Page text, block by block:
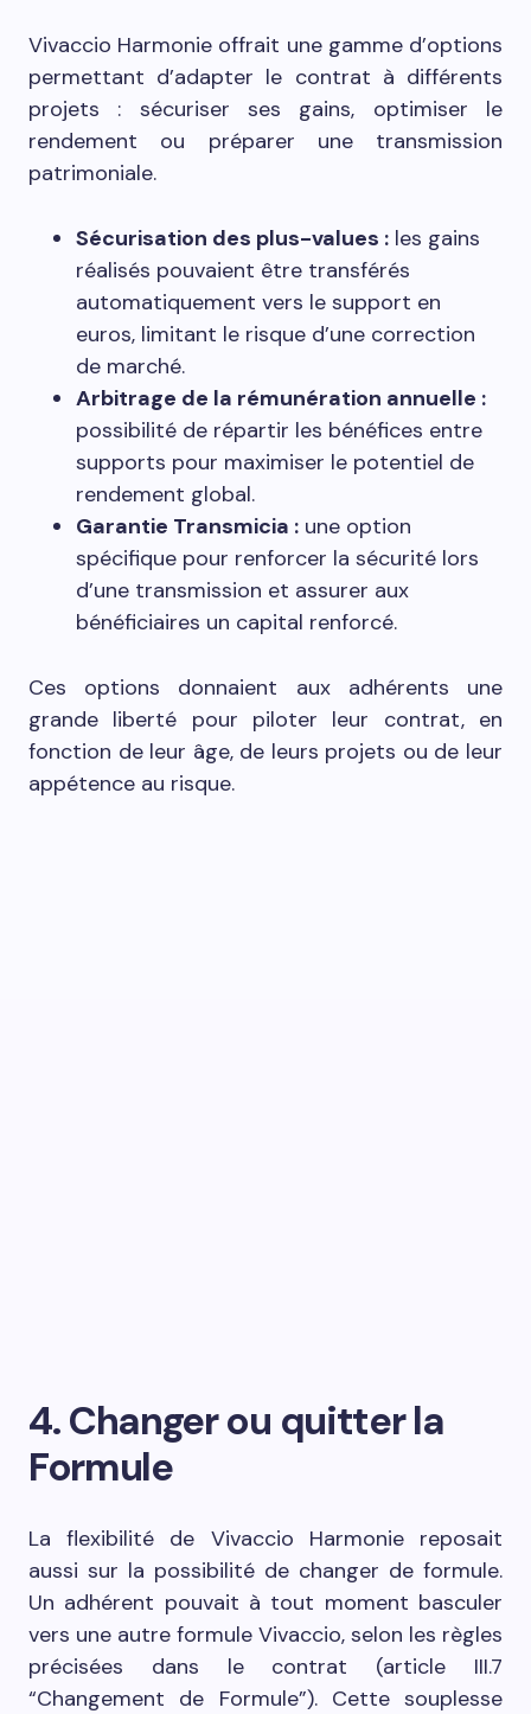
Vivaccio Harmonie offrait une gamme d’options
permettant d’adapter le contrat à différents
projets : sécuriser ses gains, optimiser le
rendement ou préparer une transmission
patrimoniale.
Sécurisation des plus-values : les gains
réalisés pouvaient être transférés
automatiquement vers le support en
euros, limitant le risque d’une correction
de marché.
Arbitrage de la rémunération annuelle :
possibilité de répartir les bénéfices entre
supports pour maximiser le potentiel de
rendement global.
Garantie Transmicia : une option
spécifique pour renforcer la sécurité lors
d’une transmission et assurer aux
bénéficiaires un capital renforcé.
Ces options donnaient aux adhérents une
grande liberté pour piloter leur contrat, en
fonction de leur âge, de leurs projets ou de leur
appétence au risque.
4. Changer ou quitter la
Formule
La flexibilité de Vivaccio Harmonie reposait
aussi sur la possibilité de changer de formule.
Un adhérent pouvait à tout moment basculer
vers une autre formule Vivaccio, selon les règles
précisées dans le contrat (article III.7
“Changement de Formule”). Cette souplesse